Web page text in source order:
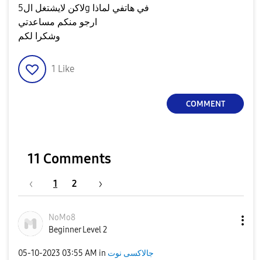
وشكرا لكم
1 Like
COMMENT
11 Comments
1 2
NoMo8
Beginner Level 2
‎05-10-2023 03:55 AM in جالاكسى نوت